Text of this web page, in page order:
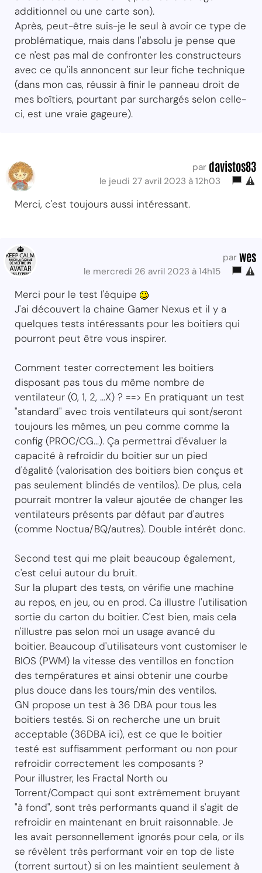
additionnel ou une carte son).
Après, peut-être suis-je le seul à avoir ce type de
problématique, mais dans l'absolu je pense que
ce n'est pas mal de confronter les constructeurs
avec ce qu'ils annoncent sur leur fiche technique
(dans mon cas, réussir à finir le panneau droit de
mes boîtiers, pourtant par surchargés selon celle-
ci, est une vraie gageure).
par davistos83
le jeudi 27 avril 2023 à 12h03
Merci, c'est toujours aussi intéressant.
par wes
le mercredi 26 avril 2023 à 14h15
Merci pour le test l'équipe
J'ai découvert la chaine Gamer Nexus et il y a
quelques tests intéressants pour les boitiers qui
pourront peut être vous inspirer.
Comment tester correctement les boitiers
disposant pas tous du même nombre de
ventilateur (0, 1, 2, ...X) ? ==> En pratiquant un test
"standard" avec trois ventilateurs qui sont/seront
toujours les mêmes, un peu comme comme la
config (PROC/CG...). Ça permettrai d'évaluer la
capacité à refroidir du boitier sur un pied
d'égalité (valorisation des boitiers bien conçus et
pas seulement blindés de ventilos). De plus, cela
pourrait montrer la valeur ajoutée de changer les
ventilateurs présents par défaut par d'autres
(comme Noctua/BQ/autres). Double intérêt donc.
Second test qui me plait beaucoup également,
c'est celui autour du bruit.
Sur la plupart des tests, on vérifie une machine
au repos, en jeu, ou en prod. Ca illustre l'utilisation
sortie du carton du boitier. C'est bien, mais cela
n'illustre pas selon moi un usage avancé du
boitier. Beaucoup d'utilisateurs vont customiser le
BIOS (PWM) la vitesse des ventillos en fonction
des températures et ainsi obtenir une courbe
plus douce dans les tours/min des ventilos.
GN propose un test à 36 DBA pour tous les
boitiers testés. Si on recherche une un bruit
acceptable (36DBA ici), est ce que le boitier
testé est suffisamment performant ou non pour
refroidir correctement les composants ?
Pour illustrer, les Fractal North ou
Torrent/Compact qui sont extrêmement bruyant
"à fond", sont très performants quand il s'agit de
refroidir en maintenant en bruit raisonnable. Je
les avait personnellement ignorés pour cela, or ils
se révèlent très performant voir en top de liste
(torrent surtout) si on les maintient seulement à